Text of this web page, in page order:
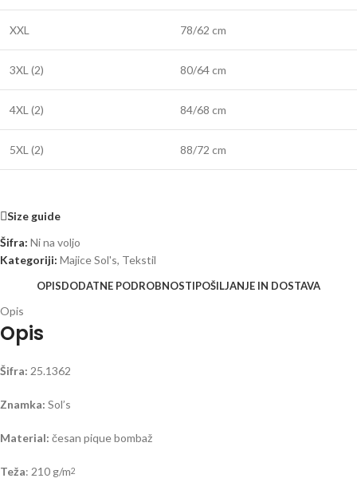
XXL 78/62 cm
3XL (2) 80/64 cm
4XL (2) 84/68 cm
5XL (2) 88/72 cm
Size guide
Šifra: Ni na voljo
Kategoriji: Majice Sol's, Tekstil
OPISDODATNE PODROBNOSTIPOŠILJANJE IN DOSTAVA
Opis
Opis
Šifra: 25.1362
Znamka: Sol’s
Material: česan pique bombaž
Teža: 210 g/m2